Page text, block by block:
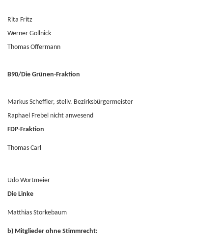
Rita Fritz
Werner Gollnick
Thomas Offermann
B90/Die Grünen-Fraktion
Markus Scheffler, stellv. Bezirksbürgermeister
Raphael Frebel nicht anwesend
FDP-Fraktion
Thomas Carl
Udo Wortmeier
Die Linke
Matthias Storkebaum
b) Mitglieder ohne Stimmrecht: